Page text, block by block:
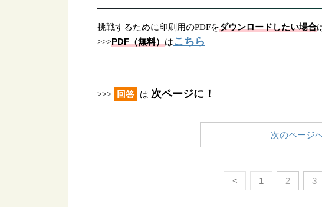
挑戦するために印刷用のPDFをダウンロードしたい場合
>>>PDF（無料）はこちら
>>> 回答 は 次ページに！
次のページ
< 1 2 3